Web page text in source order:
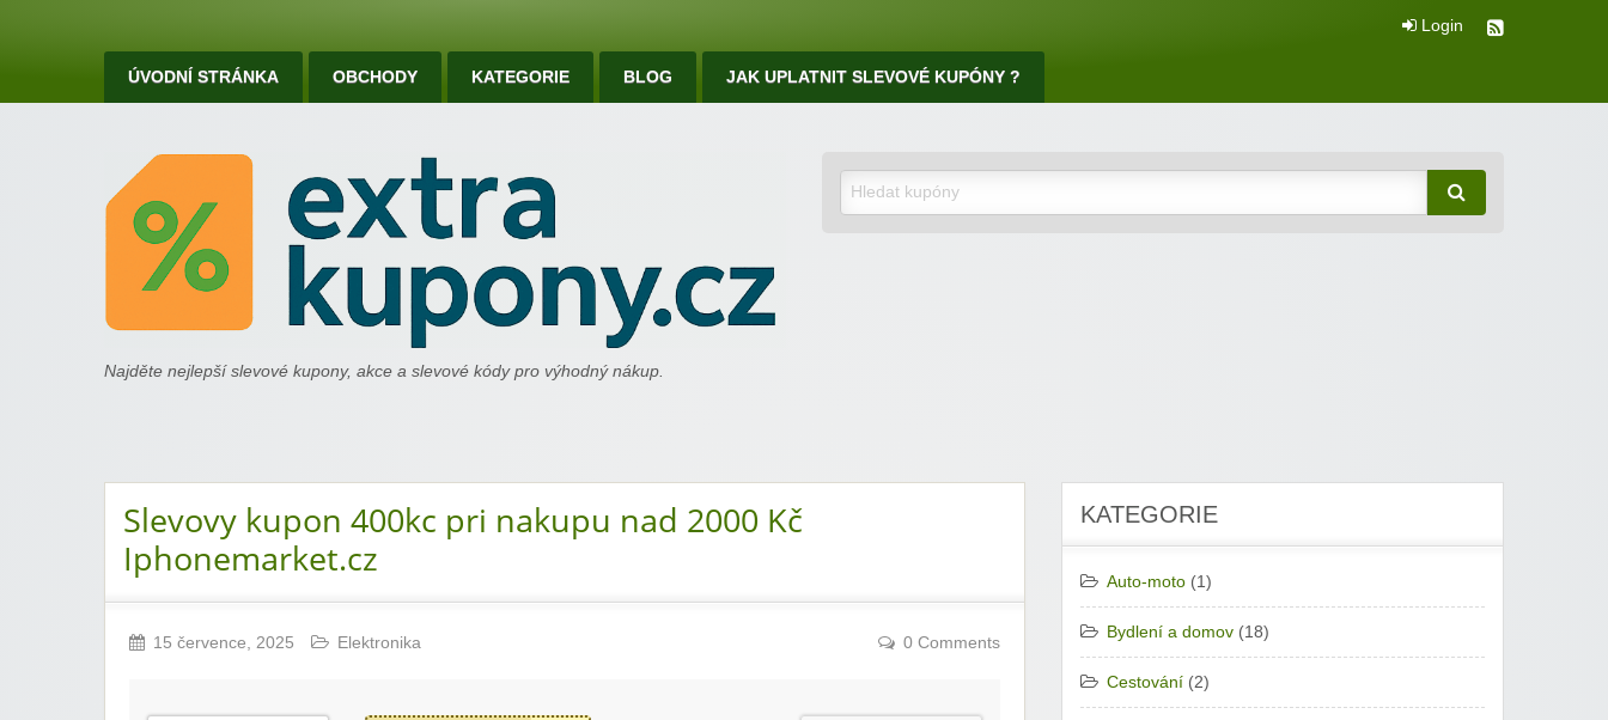
Login
ÚVODNÍ STRÁNKA OBCHODY KATEGORIE BLOG JAK UPLATNIT SLEVOVÉ KUPÓNY ?
extrakupony.cz
Najděte nejlepší slevové kupony, akce a slevové kódy pro výhodný nákup.
Slevovy kupon 400kc pri nakupu nad 2000 Kč
Iphonemarket.cz
15 července, 2025 Elektronika 0 Comments
KATEGORIE
Auto-moto (1)
Bydlení a domov (18)
Cestování (2)